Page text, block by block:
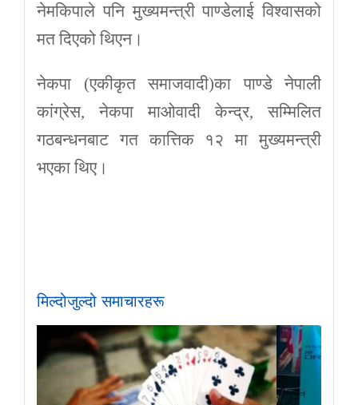
नेमकिपाले पनि मुख्यमन्त्री पाण्डेलाई विश्वासको
मत दिएको थिएन।
नेकपा (एकीकृत समाजवादी)का पाण्डे नेपाली
कांग्रेस, नेकपा माओवादी केन्द्र, सम्मिलित
गठबन्धनबाट गत कात्तिक १२ मा मुख्यमन्त्री
भएका थिए।
मिल्दोजुल्दो समाचारहरू